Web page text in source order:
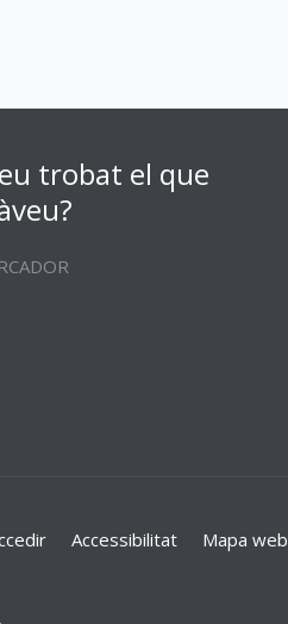
trobat el que
Accessibilitat Mapa web